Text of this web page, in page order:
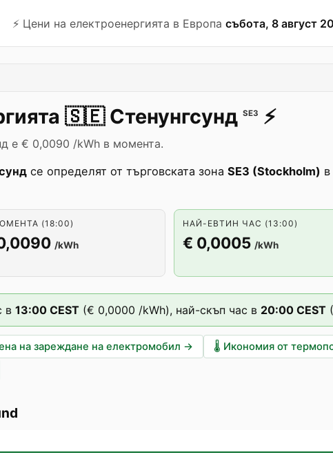
⚡️ Цени на електроенергията в Европа събота, 8 август
🇸🇪 Стенунгсунд SE3 ⚡️
е € 0,0090 /kWh в момента.
се определят от търговската зона SE3 (Stockholm)
(18:00)
/kWh
НАЙ-ЕВТИН ЧАС (13:00)
€ 0,0005 /kWh
в 13:00 CEST (€ 0,0000 /kWh), най-скъп час в 20:00 CEST (
на зареждане на електромобил → 🌡️ Икономия от